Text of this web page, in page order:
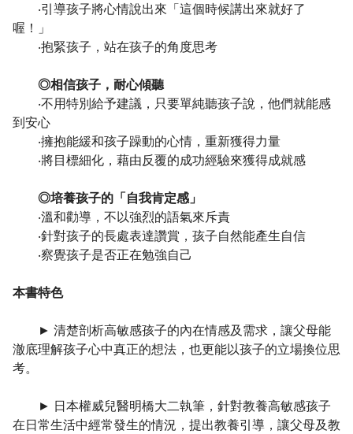
‧引導孩子將心情說出來「這個時候講出來就好了
喔！」
‧抱緊孩子，站在孩子的角度思考
◎相信孩子，耐心傾聽
‧不用特別給予建議，只要單純聽孩子說，他們就能感
到安心
‧擁抱能緩和孩子躁動的心情，重新獲得力量
‧將目標細化，藉由反覆的成功經驗來獲得成就感
◎培養孩子的「自我肯定感」
‧溫和勸導，不以強烈的語氣來斥責
‧針對孩子的長處表達讚賞，孩子自然能產生自信
‧察覺孩子是否正在勉強自己
本書特色
► 清楚剖析高敏感孩子的內在情感及需求，讓父母能
澈底理解孩子心中真正的想法，也更能以孩子的立場換位思
考。
► 日本權威兒醫明橋大二執筆，針對教養高敏感孩子
在日常生活中經常發生的情況，提出教養引導，讓父母及教